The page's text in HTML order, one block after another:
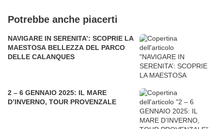
Potrebbe anche piacerti
NAVIGARE IN SERENITA’: SCOPRIE LA
MAESTOSA BELLEZZA DEL PARCO
DELLE CALANQUES
2 – 6 GENNAIO 2025: IL MARE
D’INVERNO, TOUR PROVENZALE